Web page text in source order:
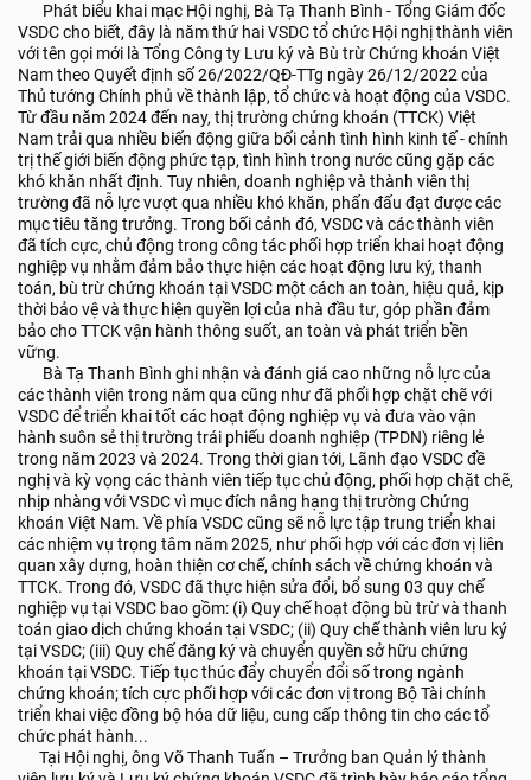
Phát biểu khai mạc Hội nghị, Bà Tạ Thanh Bình - Tổng Giám đốc
VSDC cho biết, đây là năm thứ hai VSDC tổ chức Hội nghị thành viên
với tên gọi mới là Tổng Công ty Lưu ký và Bù trừ Chứng khoán Việt
Nam theo Quyết định số 26/2022/QĐ-TTg ngày 26/12/2022 của
Thủ tướng Chính phủ về thành lập, tổ chức và hoạt động của VSDC.
Từ đầu năm 2024 đến nay, thị trường chứng khoán (TTCK) Việt
Nam trải qua nhiều biến động giữa bối cảnh tình hình kinh tế - chính
trị thế giới biến động phức tạp, tình hình trong nước cũng gặp các
khó khăn nhất định. Tuy nhiên, doanh nghiệp và thành viên thị
trường đã nỗ lực vượt qua nhiều khó khăn, phấn đấu đạt được các
mục tiêu tăng trưởng. Trong bối cảnh đó, VSDC và các thành viên
đã tích cực, chủ động trong công tác phối hợp triển khai hoạt động
nghiệp vụ nhằm đảm bảo thực hiện các hoạt động lưu ký, thanh
toán, bù trừ chứng khoán tại VSDC một cách an toàn, hiệu quả, kịp
thời bảo vệ và thực hiện quyền lợi của nhà đầu tư, góp phần đảm
bảo cho TTCK vận hành thông suốt, an toàn và phát triển bền
vững.
Bà Tạ Thanh Bình ghi nhận và đánh giá cao những nỗ lực của
các thành viên trong năm qua cũng như đã phối hợp chặt chẽ với
VSDC để triển khai tốt các hoạt động nghiệp vụ và đưa vào vận
hành suôn sẻ thị trường trái phiếu doanh nghiệp (TPDN) riêng lẻ
trong năm 2023 và 2024. Trong thời gian tới, Lãnh đạo VSDC đề
nghị và kỳ vọng các thành viên tiếp tục chủ động, phối hợp chặt chẽ,
nhịp nhàng với VSDC vì mục đích nâng hạng thị trường Chứng
khoán Việt Nam. Về phía VSDC cũng sẽ nỗ lực tập trung triển khai
các nhiệm vụ trọng tâm năm 2025, như phối hợp với các đơn vị liên
quan xây dựng, hoàn thiện cơ chế, chính sách về chứng khoán và
TTCK. Trong đó, VSDC đã thực hiện sửa đổi, bổ sung 03 quy chế
nghiệp vụ tại VSDC bao gồm: (i) Quy chế hoạt động bù trừ và thanh
toán giao dịch chứng khoán tại VSDC; (ii) Quy chế thành viên lưu ký
tại VSDC; (iii) Quy chế đăng ký và chuyển quyền sở hữu chứng
khoán tại VSDC. Tiếp tục thúc đẩy chuyển đổi số trong ngành
chứng khoán; tích cực phối hợp với các đơn vị trong Bộ Tài chính
triển khai việc đồng bộ hóa dữ liệu, cung cấp thông tin cho các tổ
chức phát hành...
Tại Hội nghị, ông Võ Thanh Tuấn – Trưởng ban Quản lý thành